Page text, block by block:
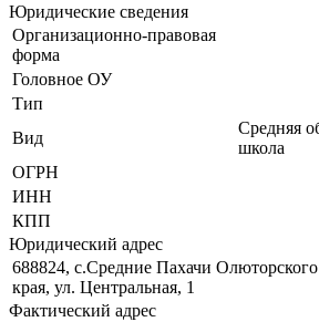
Юридические сведения
Организационно-правовая
форма
Головное ОУ
Тип
Вид
Средняя
школа
ОГРН
ИНН
КПП
Юридический адрес
688824, с.Средние Пахачи
края, ул. Центральная, 1
Фактический адрес